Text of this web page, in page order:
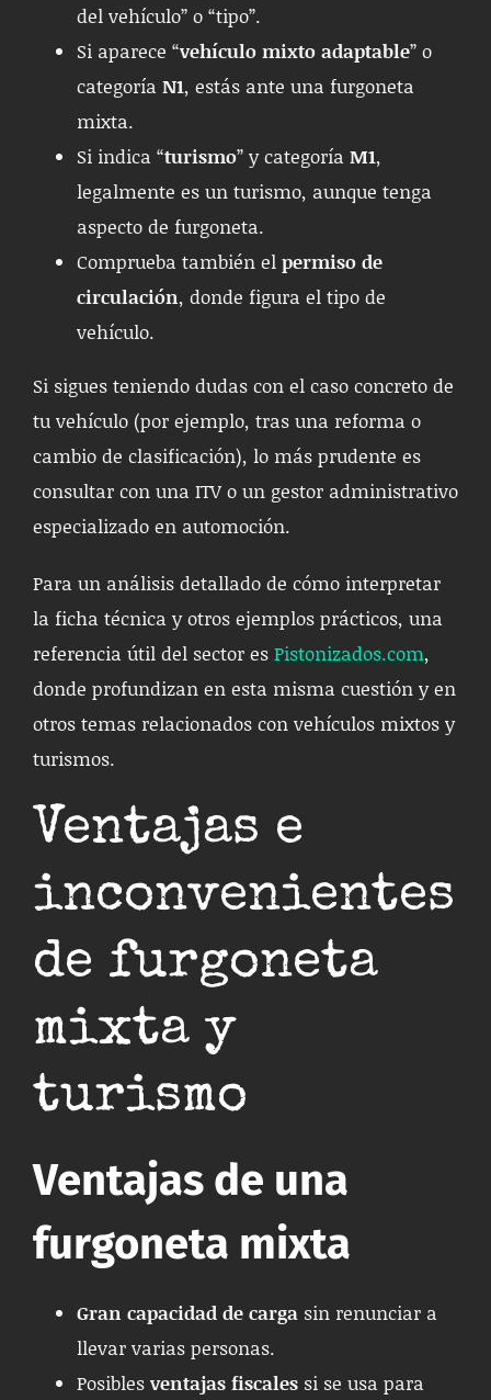
del vehículo” o “tipo”.
Si aparece “vehículo mixto adaptable” o
categoría N1, estás ante una furgoneta
mixta.
Si indica “turismo” y categoría M1,
legalmente es un turismo, aunque tenga
aspecto de furgoneta.
Comprueba también el permiso de
circulación, donde figura el tipo de
vehículo.
Si sigues teniendo dudas con el caso concreto de
tu vehículo (por ejemplo, tras una reforma o
cambio de clasificación), lo más prudente es
consultar con una ITV o un gestor administrativo
especializado en automoción.
Para un análisis detallado de cómo interpretar
la ficha técnica y otros ejemplos prácticos, una
referencia útil del sector es Pistonizados.com,
donde profundizan en esta misma cuestión y en
otros temas relacionados con vehículos mixtos y
turismos.
Ventajas e
inconvenientes
de furgoneta
mixta y
turismo
Ventajas de una
furgoneta mixta
Gran capacidad de carga sin renunciar a
llevar varias personas.
Posiblesventajas fiscales si se usa para